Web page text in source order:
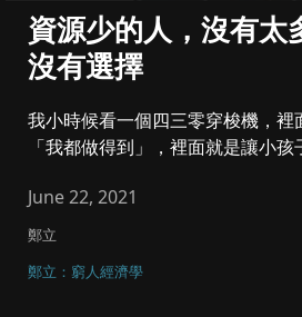
資源少的人，沒有太
沒有選擇
我小時候看一個四三零穿梭機，裡
「我都做得到」，裡面就是讓小
June 22, 2021
鄭立
鄭立：窮人經濟學